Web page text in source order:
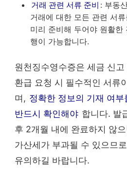
거래 관련 서류 준비 : 부동
거래에 대한 모든 관련 서류
미리 준비해 두어야 원활한
행이 가능합니다.
원천징수영수증은 세금 신고
환급 요청 시 필수적인 서류
며, 정확한 정보의 기재 여부
반드시 확인해야 합니다. 발
후 2개월 내에 완료하지 않으
가산세가 부과될 수 있으므로
유의하길 바랍니다.